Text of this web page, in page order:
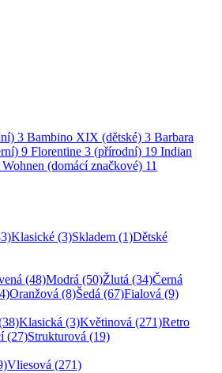
3 Bambino XIX (dětské) 3 Barbara
9 Florentine 3 (přírodní) 19 Indian
Wohnen (domácí značkové) 11
Klasické (3)Skladem (1)Dětské
(48)Modrá (50)Žlutá (34)Černá
Oranžová (8)Šedá (67)Fialová (9)
Klasická (3)Květinová (271)Retro
(27)Strukturová (19)
Vliesová (271)